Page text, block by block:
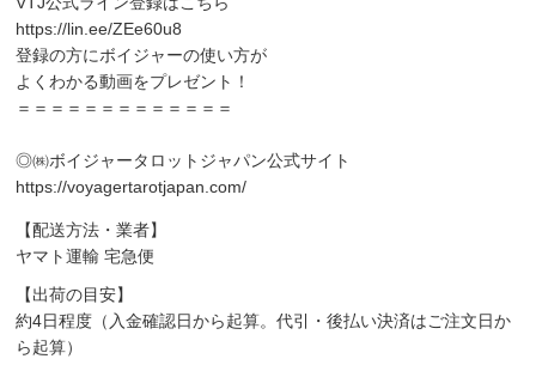
https://lin.ee/ZEe60u8
登録の方にボイジャーの使い方が
よくわかる動画をプレゼント！
＝＝＝＝＝＝＝＝＝＝＝＝＝
◎㈱ボイジャータロットジャパン公式サイト
https://voyagertarotjapan.com/
【配送方法・業者】
ヤマト運輸 宅急便
【出荷の目安】
約4日程度（入金確認日から起算。代引・後払い決済はご注文日か
ら起算）